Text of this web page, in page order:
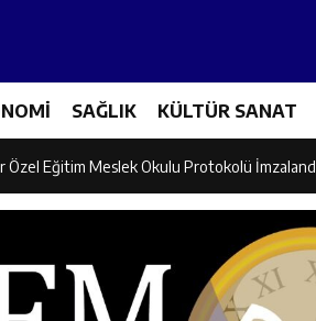
SAĞLIK KÜLTÜR SANAT
Özel Eğitim Meslek Okulu Protokolü